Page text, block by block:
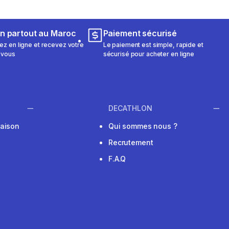
partout au Maroc
en ligne et recevez votre
Paiement sécurisé
Le paiement est simple, rapide et
sécurisé pour acheter en ligne
DECATHLON
Qui sommes nous ?
Recrutement
F.A.Q